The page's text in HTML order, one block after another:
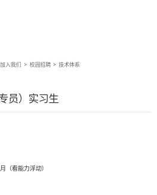
加入我们 > 校园招聘 > 技术体系
员）实习生
（看能力浮动）